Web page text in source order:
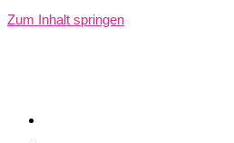
Zum Inhalt springen